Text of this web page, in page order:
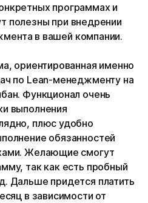
программах и
полезны при внедрении
в вашей компании.
ориентированная именно
по Lean-менеджменту на
Функционал очень
выполнения
плюс удобно
обязанностей
Желающие смогут
так как есть пробный
Дальше придется платить
в зависимости от